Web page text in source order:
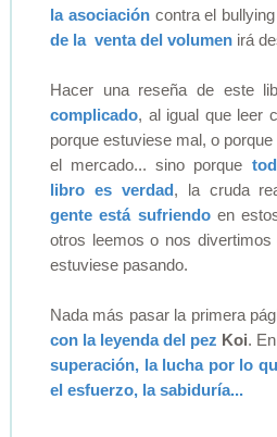
la asociación contra el bullying
de la venta del volumen irá
Hacer una reseña de este
complicado, al igual que leer
porque estuviese mal, o
el mercado... sino porque
libro es verdad, la cruda
gente está sufriendoen
otros leemos o nos
estuviese pasando.
Nada más pasar la primera
con la leyenda del pez Koi.
superación, la lucha por lo
el esfuerzo, la sabiduría...